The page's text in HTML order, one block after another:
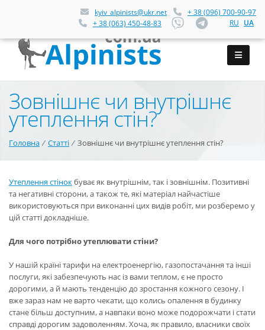
kyiv_alpinists@ukr.net
+ 38 (096) 700-90-97
+ 38 (063) 450-48-83
RU UA
Зовнішнє чи внутрішнє
утеплення стін?
Головна⁄ Статті⁄ Зовнішнє чи внутрішнє утеплення стін?
Утеплення стінокбуває як внутрішнім, так і зовнішнім. Позитивні
та негативні сторони, а також те, які матеріал найчастіше
використовуються при виконанні цих видів робіт, ми розберемо у
цій статті докладніше.
Для чого потрібно утеплювати стіни?
У нашій країні тарифи на електроенергію, газопостачання та інші
послуги, які забезпечують нас із вами теплом, є не просто
дорогими, а й мають тенденцію до зростання кожного сезону. І
вже зараз нам не варто чекати, що колись опалення в будинку
стане більш доступним, а навпаки воно може подорожчати і стати
справді дорогим задоволенням. Хоча, як правило, власники своїх